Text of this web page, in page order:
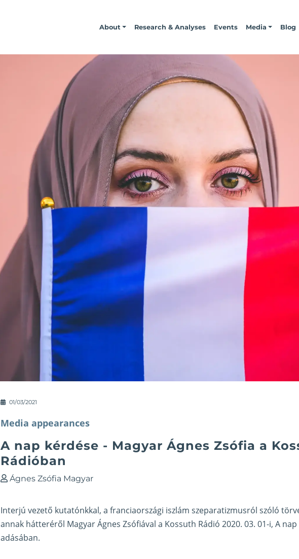
About Research & Analyses Events Media Blog
01/03/2021
Media appearances
A nap kérdése - Magyar Ágnes Zsófia a
Rádióban
Ágnes Zsófia Magyar
Interjú vezető kutatónkkal, a franciaországi iszlám szeparatizmusról szóló
annak hátteréről Magyar Ágnes Zsófiával a Kossuth Rádió 2020. 03. 01-i, A
adásában.